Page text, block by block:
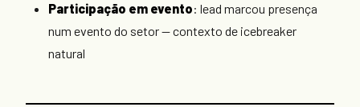
Participação em evento: lead marcou presença
num evento do setor — contexto de icebreaker
natural